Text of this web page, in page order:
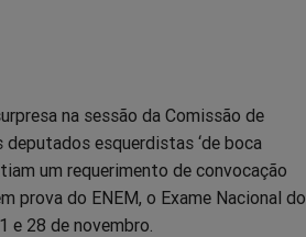
na sessão da Comissão de
esquerdistas ‘de boca
um requerimento de convocação
prova do ENEM, o Exame Nacional do
e 28 de novembro.